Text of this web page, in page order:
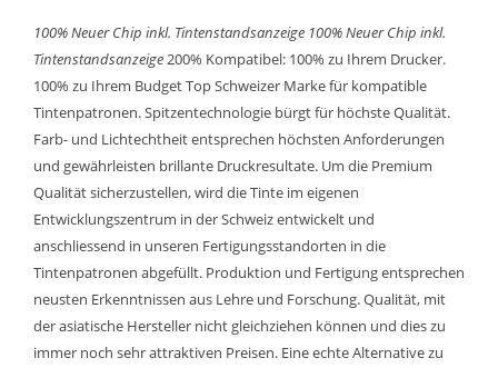
100% Neuer Chip inkl. Tintenstandsanzeige 100% Neuer Chip inkl.
Tintenstandsanzeige200% Kompatibel: 100% zu Ihrem Drucker.
100% zu Ihrem Budget Top Schweizer Marke für kompatible
Tintenpatronen. Spitzentechnologie bürgt für höchste Qualität.
Farb- und Lichtechtheit entsprechen höchsten Anforderungen
und gewährleisten brillante Druckresultate. Um die Premium
Qualität sicherzustellen, wird die Tinte im eigenen
Entwicklungszentrum in der Schweiz entwickelt und
anschliessend in unseren Fertigungsstandorten in die
Tintenpatronen abgefüllt. Produktion und Fertigung entsprechen
neusten Erkenntnissen aus Lehre und Forschung. Qualität, mit
der asiatische Hersteller nicht gleichziehen können und dies zu
immer noch sehr attraktiven Preisen. Eine echte Alternative zu